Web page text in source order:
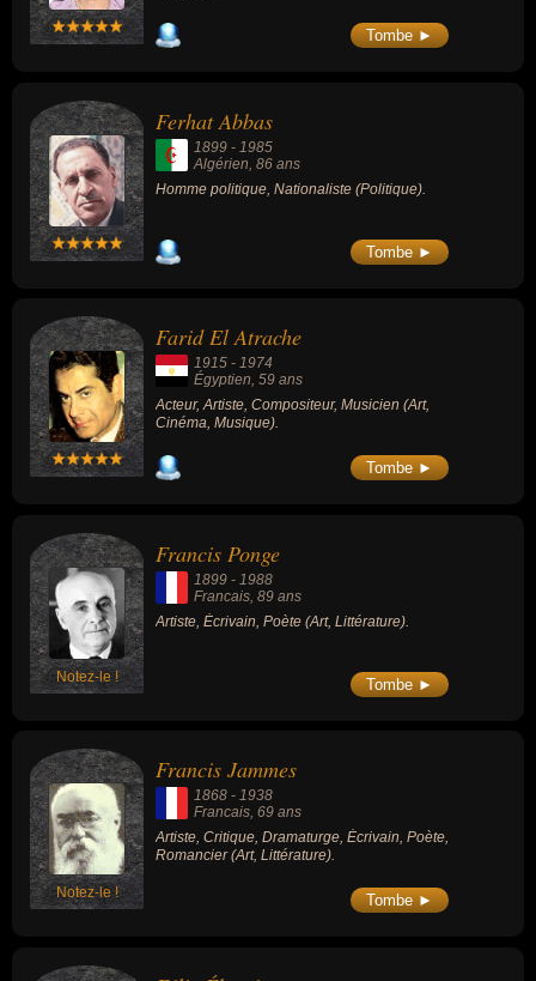
Tombe ►
Ferhat Abbas
1899 - 1985
Algérien , 86 ans
Homme politique, Nationaliste (Politique).
Tombe ►
Farid El Atrache
1915 - 1974
Égyptien, 59 ans
Acteur, Artiste, Compositeur, Musicien (Art,
Cinéma, Musique).
Tombe ►
Notez-le !
Francis Ponge
1899 - 1988
Francais , 89 ans
Artiste, Écrivain, Poète (Art, Littérature).
Tombe ►
Notez-le !
Francis Jammes
1868 - 1938
Francais, 69 ans
Artiste, Critique, Dramaturge, Écrivain, Poète,
Romancier (Art, Littérature).
Tombe ►